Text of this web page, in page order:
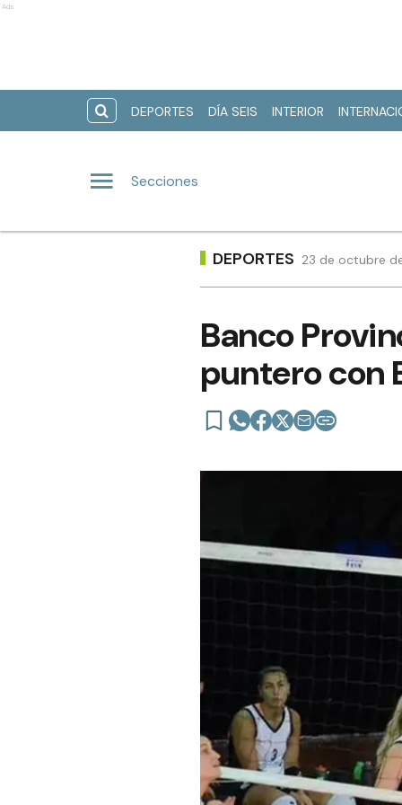
Ads
DEPORTES DÍA SEIS INTERIOR
Secciones
DEPORTES 23 de octubre
Banco
puntero con